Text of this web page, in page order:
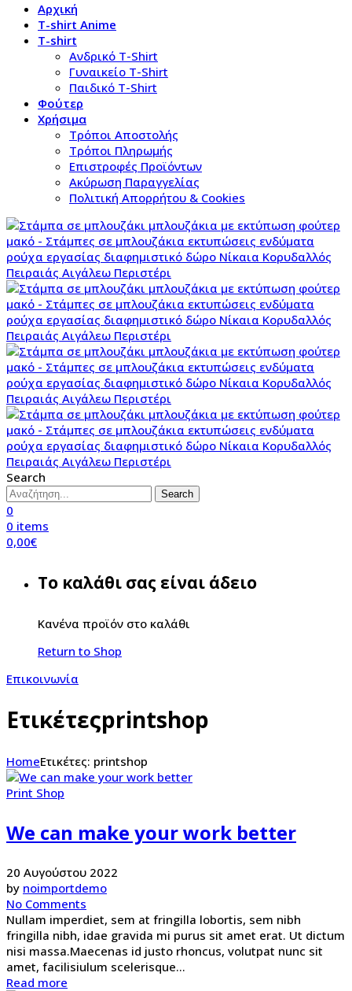
Αρχική
T-shirt Anime
T-shirt
Aνδρικό Τ-Shirt
Γυναικείο T-Shirt
Παιδικό T-Shirt
Φούτερ
Χρήσιμα
Τρόποι Αποστολής
Τρόποι Πληρωμής
Επιστροφές Προϊόντων
Ακύρωση Παραγγελίας
Πολιτική Απορρήτου & Cookies
Search
Search
0
0 items
0,00€
Το καλάθι σας είναι άδειο
Κανένα προϊόν στο καλάθι
Return to Shop
Επικοινωνία
Ετικέτεςprintshop
HomeΕτικέτες: printshop
Print Shop
We can make your work better
20 Αυγούστου 2022
by noimportdemo
No Comments
Nullam imperdiet, sem at fringilla lobortis, sem nibh
fringilla nibh, idae gravida mi purus sit amet erat. Ut dictum
nisi massa.Maecenas id justo rhoncus, volutpat nunc sit
amet, facilisiulum scelerisque...
Read more